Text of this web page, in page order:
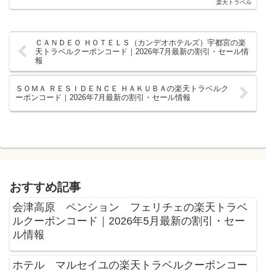
楽天トラベル
ＣＡＮＤＥＯ ＨＯＴＥＬＳ（カンデオホテルズ）宇都宮の楽
天トラベルクーポンコード｜2026年7月最新の割引・セール情
報
ＳＯＭＡ ＲＥＳＩＤＥＮＣＥ ＨＡＫＵＢＡの楽天トラベルク
ーポンコード｜2026年7月最新の割引・セール情報
おすすめ記事
会津高原 ペンション フェリチェの楽天トラベ
ルクーポンコード｜2026年5月最新の割引・セー
ル情報
ホテル マルセイユの楽天トラベルクーポンコー